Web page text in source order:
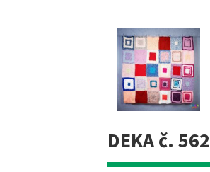
DEKA č. 562